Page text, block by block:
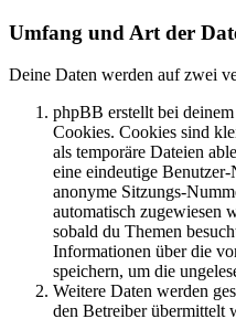
Umfang und Art der
Deine Daten werden auf zwei
phpBB erstellt bei
Cookies. Cookies sind
als temporäre Dateien
eine eindeutige
anonyme Sitzungs-
automatisch zugewiesen
sobald du Themen
Informationen über die
speichern, um die
Weitere Daten werden
den Betreiber